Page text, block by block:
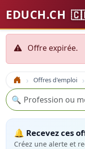
EDUCH.CH
Offre expirée.
Accueil Offres d'emploi
Recherche
🔍
🔔 Recevez ces
Créez une alerte et